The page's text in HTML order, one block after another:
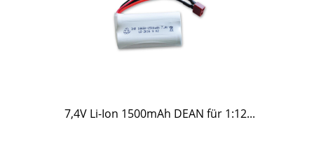
7,4V Li-Ion 1500mAh DEAN für 1:12...